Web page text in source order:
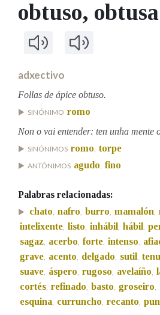
FIGURAS
Facebook
TwitterYoutubeInstagram
Bluesky
BUSCAR NOS LEMAS
Comeza por
Contén
Nas definicións
Nos exemplos
Na fraseoloxía
obtuso, obtusa
adxectivo
Follas de ápice obtuso.
SINÓNIMO romo
Non o vai entender: ten unha mente
SINÓNIMOS romo, torpe
ANTÓNIMOS agudo, fino
Palabras relacionadas:
chato, nafro, burro, mamalón,
intelixente, listo, inhábil , hábil ,
sagaz, acerbo, forte, intenso,
grave, acento, delgado, sutil ,
suave, áspero, rugoso, avelaíño,
cortés, refinado, basto, groseiro,
esquina, curruncho, recanto,